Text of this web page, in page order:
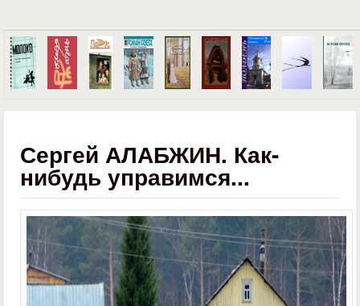
Сергей АЛАБЖИН. Как-
нибудь управимся...